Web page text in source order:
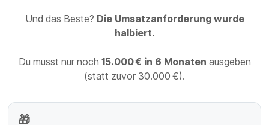
Und das Beste? Die Umsatzanforderung wurde
halbiert.
Du musst nur noch 15.000 € in 6 Monaten ausgeben
(statt zuvor 30.000 €).
🎁